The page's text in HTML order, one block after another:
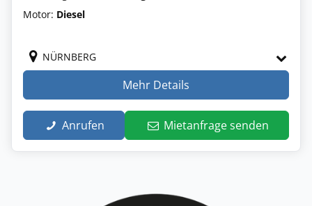
Motor: Diesel
NÜRNBERG
Mehr Details
Anrufen Mietanfrage senden